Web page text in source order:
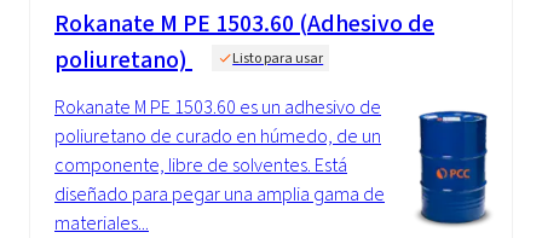
Rokanate M PE 1503.60 (Adhesivo de
poliuretano)
Listo para usar
Rokanate M PE 1503.60 es un adhesivo de
poliuretano de curado en húmedo, de un
componente, libre de solventes. Está
diseñado para pegar una amplia gama de
materiales...